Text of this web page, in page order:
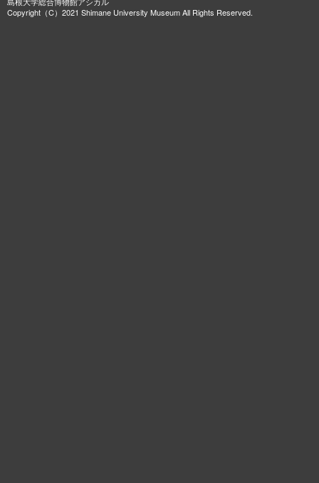
Copyright（C）2021 Shimane University Museum All Rights Reserved.